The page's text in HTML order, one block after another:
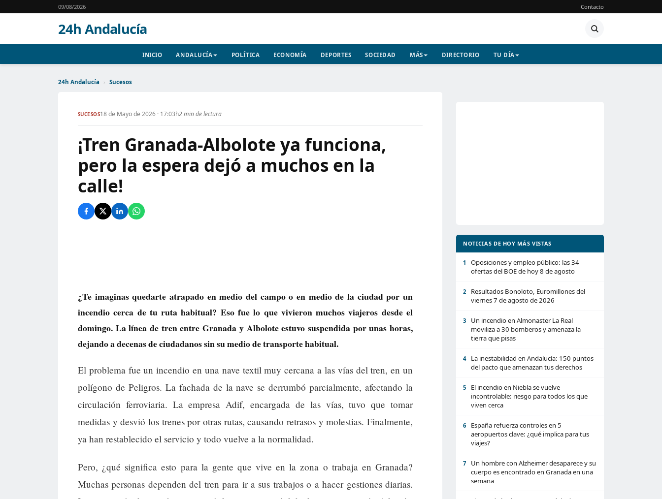
09/08/2026 Contacto
24h Andalucía
INICIO ANDALUCÍA POLÍTICA ECONOMÍA DEPORTES SOCIEDAD MÁS DIRECTORIO TU DÍA
24h Andalucía › Sucesos
SUCESOS18 de Mayo de 2026 · 17:03h2 min de lectura
¡Tren Granada-Albolote ya funciona,
pero la espera dejó a muchos en la
calle!
¿Te imaginas quedarte atrapado en medio del campo o en medio de la ciudad por un
incendio cerca de tu ruta habitual? Eso fue lo que vivieron muchos viajeros desde el
domingo. La línea de tren entre Granada y Albolote estuvo suspendida por unas horas,
dejando a decenas de ciudadanos sin su medio de transporte habitual.
El problema fue un incendio en una nave textil muy cercana a las vías del tren, en un
polígono de Peligros. La fachada de la nave se derrumbó parcialmente, afectando la
circulación ferroviaria. La empresa Adif, encargada de las vías, tuvo que tomar
medidas y desvió los trenes por otras rutas, causando retrasos y molestias. Finalmente,
ya han restablecido el servicio y todo vuelve a la normalidad.
Pero, ¿qué significa esto para la gente que vive en la zona o trabaja en Granada?
Muchas personas dependen del tren para ir a sus trabajos o a hacer gestiones diarias.
NOTICIAS DE HOY MÁS VISTAS
1
Oposiciones y empleo público: las 34
ofertas del BOE de hoy 8 de agosto
2
Resultados Bonoloto, Euromillones del
viernes 7 de agosto de 2026
3
Un incendio en Almonaster La Real
moviliza a 30 bomberos y amenaza la
tierra que pisas
4
La inestabilidad en Andalucía: 150 puntos
del pacto que amenazan tus derechos
5
El incendio en Niebla se vuelve
incontrolable: riesgo para todos los que
viven cerca
6
España refuerza controles en 5
aeropuertos clave: ¿qué implica para tus
viajes?
7
Un hombre con Alzheimer desaparece y su
cuerpo es encontrado en Granada en una
semana